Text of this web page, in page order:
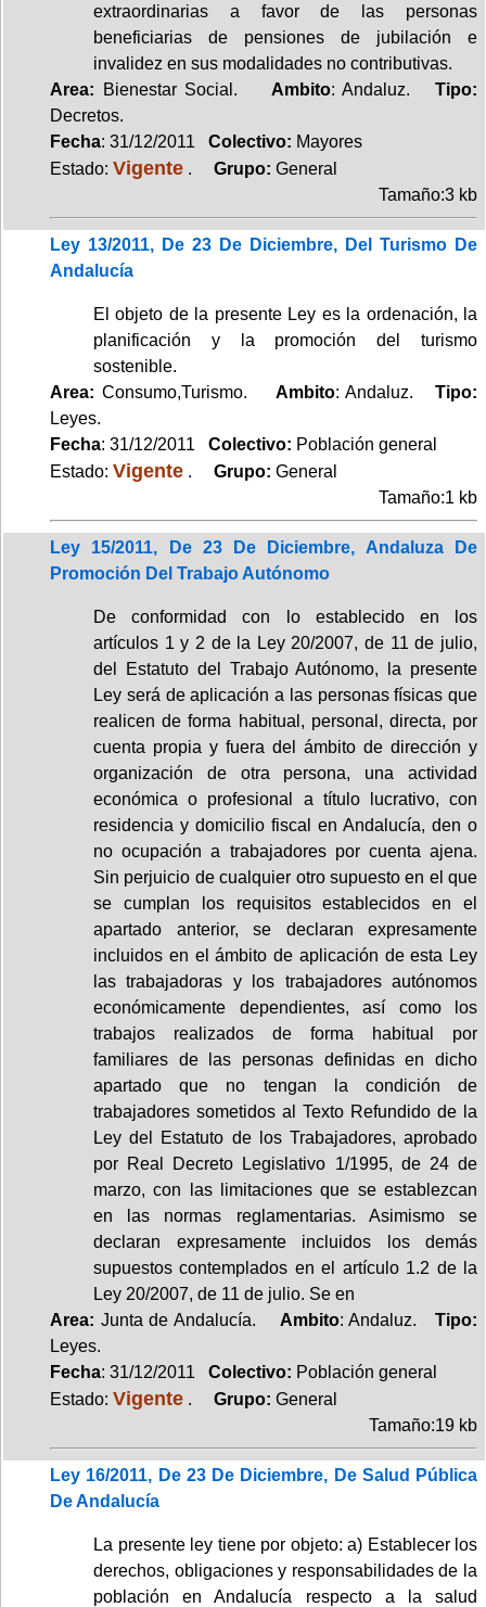
extraordinarias a favor de las personas
beneficiarias de pensiones de jubilación e
invalidez en sus modalidades no contributivas.
Area: Bienestar Social. Ambito: Andaluz.Tipo:
Decretos.
Fecha: 31/12/2011 Colectivo: Mayores
Estado: Vigente . Grupo: General
Tamaño:3 kb
Ley 13/2011, De 23 De Diciembre, Del Turismo De
Andalucía
El objeto de la presente Ley es la ordenación, la
planificación y la promoción del turismo
sostenible.
Area: Consumo,Turismo. Ambito: Andaluz.Tipo:
Leyes.
Fecha: 31/12/2011 Colectivo: Población general
Estado: Vigente . Grupo: General
Tamaño:1 kb
Ley 15/2011, De 23 De Diciembre, Andaluza De
Promoción Del Trabajo Autónomo
De conformidad con lo establecido en los
artículos 1 y 2 de la Ley 20/2007, de 11 de julio,
del Estatuto del Trabajo Autónomo, la presente
Ley será de aplicación a las personas físicas que
realicen de forma habitual, personal, directa, por
cuenta propia y fuera del ámbito de dirección y
organización de otra persona, una actividad
económica o profesional a título lucrativo, con
residencia y domicilio fiscal en Andalucía, den o
no ocupación a trabajadores por cuenta ajena.
Sin perjuicio de cualquier otro supuesto en el que
se cumplan los requisitos establecidos en el
apartado anterior, se declaran expresamente
incluidos en el ámbito de aplicación de esta Ley
las trabajadoras y los trabajadores autónomos
económicamente dependientes, así como los
trabajos realizados de forma habitual por
familiares de las personas definidas en dicho
apartado que no tengan la condición de
trabajadores sometidos al Texto Refundido de la
Ley del Estatuto de los Trabajadores, aprobado
por Real Decreto Legislativo 1/1995, de 24 de
marzo, con las limitaciones que se establezcan
en las normas reglamentarias. Asimismo se
declaran expresamente incluidos los demás
supuestos contemplados en el artículo 1.2 de la
Ley 20/2007, de 11 de julio. Se en
Area: Junta de Andalucía. Ambito: Andaluz.Tipo:
Leyes.
Fecha: 31/12/2011 Colectivo: Población general
Estado: Vigente . Grupo: General
Tamaño:19 kb
Ley 16/2011, De 23 De Diciembre, De Salud Pública
De Andalucía
La presente ley tiene por objeto: a) Establecer los
derechos, obligaciones y responsabilidades de la
población en Andalucía respecto a la salud